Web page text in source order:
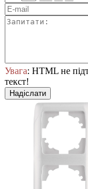
Увага: HTML не
текст!
Надіслати